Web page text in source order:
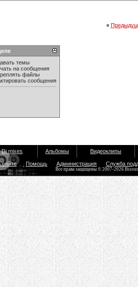
«
темы
на сообщения
файлы
сообщения
Dj mixes Альбомы Видеоклипы
сайте Помощь Администрация Служба
Все права защищены © 2007-2026